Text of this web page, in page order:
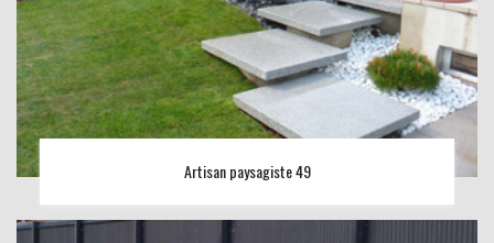
Artisan paysagiste 49